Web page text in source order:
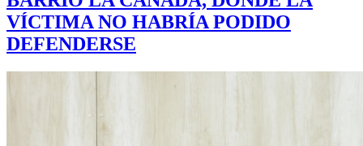
VÍCTIMA NO HABRÍA PODIDO
DEFENDERSE